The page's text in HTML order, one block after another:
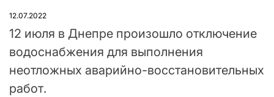
12.07.2022
12 июля в Днепре произошло отключение
водоснабжения для выполнения
неотложных аварийно-восстановительных
работ.